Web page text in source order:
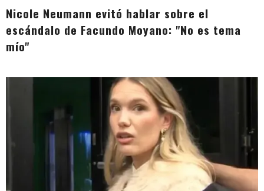
Nicole Neumann evitó hablar sobre el
escándalo de Facundo Moyano: "No es tema
mío"